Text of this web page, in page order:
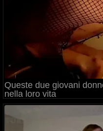
Queste due giovani
nella loro vita